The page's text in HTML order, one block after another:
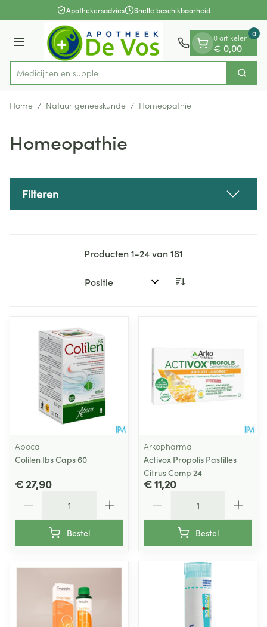
Ga naar de inhoudApothekersadvies Snelle beschikbaarheid
Menu
Product, merk, categorie...
M Zoek
0 artikelen
€ 0,00
0
Home / Natuur geneeskunde / Homeopathie
Homeopathie
Filteren
Producten1-24van181
Sorteer op:
Aboca
Colilen Ibs Caps 60
€ 27,90
Bestel
Arkopharma
Activox Propolis Pastilles
Citrus Comp 24
€ 11,20
Bestel